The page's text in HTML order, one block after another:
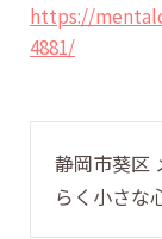
https://
4881/
静岡市葵区
らく小さな